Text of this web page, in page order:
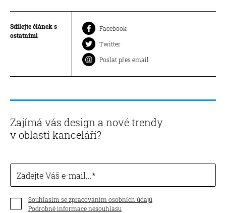
Sdílejte článek s
ostatními
Facebook
Twitter
Poslat přes email
Zajímá vás design a nové trendy
v oblasti kanceláří?
Zadejte Váš e-mail...
Souhlasím se zpracováním osobních údajů
Podrobné informace nesouhlasu